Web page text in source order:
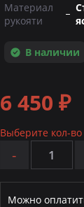
Материал
рукояти
В наличии
6 450 ₽
Выберите кол-во
-
Можно